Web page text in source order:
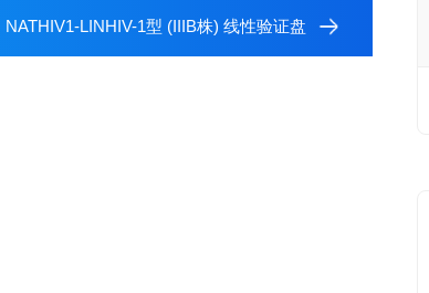
NATHIV1-LINHIV-1型 (IIIB株) 线性验证盘